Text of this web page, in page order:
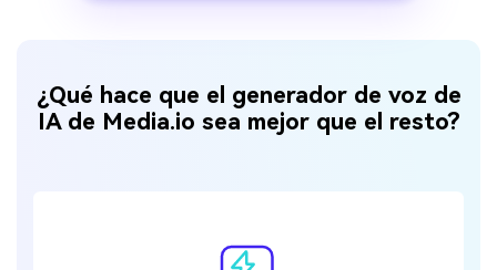
¿Qué hace que el generador de voz de
IA de Media.io sea mejor que el resto?